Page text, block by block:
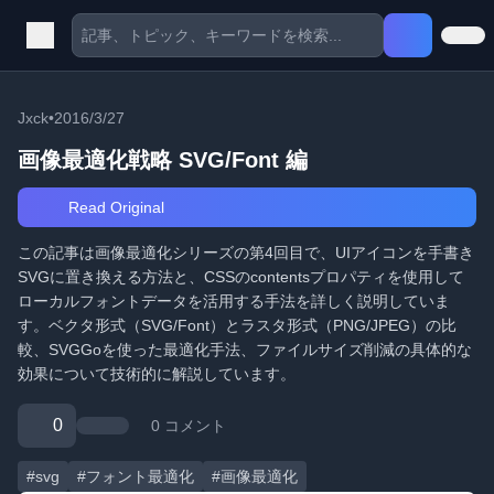
Jxck•2016/3/27
画像最適化戦略 SVG/Font 編
Read Original
この記事は画像最適化シリーズの第4回目で、UIアイコンを手書き
SVGに置き換える方法と、CSSのcontentsプロパティを使用して
ローカルフォントデータを活用する手法を詳しく説明していま
す。ベクタ形式（SVG/Font）とラスタ形式（PNG/JPEG）の比
較、SVGGoを使った最適化手法、ファイルサイズ削減の具体的な
効果について技術的に解説しています。
0 0 コメント
#svg #フォント最適化 #画像最適化